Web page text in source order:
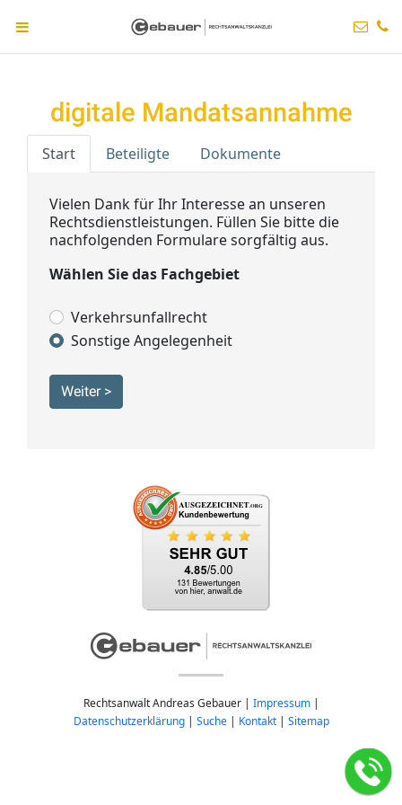
digitale Mandatsannahme
Start Beteiligte Dokumente
Vielen Dank für Ihr Interesse an unseren
Rechtsdienstleistungen. Füllen Sie bitte die
nachfolgenden Formulare sorgfältig aus.
Wählen Sie das Fachgebiet
Verkehrsunfallrecht
Sonstige Angelegenheit
Weiter >
Rechtsanwalt Andreas Gebauer | Impressum|
Datenschutzerklärung| Suche| Kontakt| Sitemap